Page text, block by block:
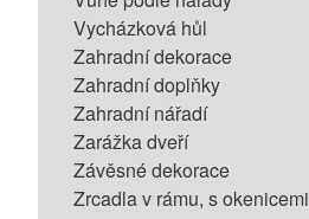
Vycházková hůl
Zahradní dekorace
Zahradní doplňky
Zahradní nářadí
Zarážka dveří
Závěsné dekorace
Zrcadla v rámu, s okenicemi